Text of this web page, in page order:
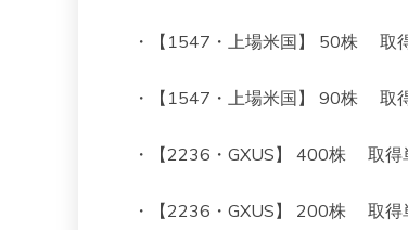
・【1547・上場米国】 50株
・【1547・上場米国】 90株
・【2236・GXUS】 400株 取
・【2236・GXUS】 200株 取